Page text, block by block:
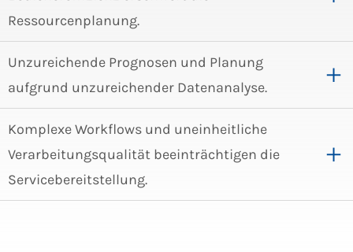
Ressourcenplanung.
Unzureichende Prognosen und Planung
aufgrund unzureichender Datenanalyse.
Komplexe Workflows und uneinheitliche
Verarbeitungsqualität beeinträchtigen die
Servicebereitstellung.